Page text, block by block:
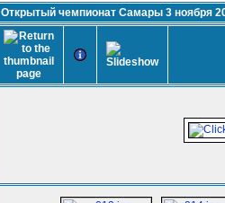
Открытый чемпионат Самары 3 ноября